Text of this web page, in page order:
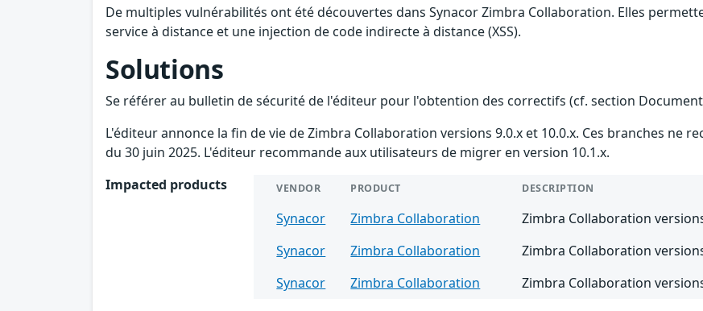
De multiples vulnérabilités ont été découvertes dans Synacor Zimbra Collaboration. Elles
service à distance et une injection de code indirecte à distance (XSS).
Solutions
Se référer au bulletin de sécurité de l'éditeur pour l'obtention des correctifs (cf. section
L'éditeur annonce la fin de vie de Zimbra Collaboration versions 9.0.x et 10.0.x. Ces branches ne
du 30 juin 2025. L'éditeur recommande aux utilisateurs de migrer en version 10.1.x.
Impacted products
VENDOR PRODUCT DESCRIPTION
Synacor Zimbra Collaboration
Zimbra Collaboration
Synacor
Zimbra Collaboration
Zimbra Collaboration
Synacor
Zimbra Collaboration Zimbra Collaboration